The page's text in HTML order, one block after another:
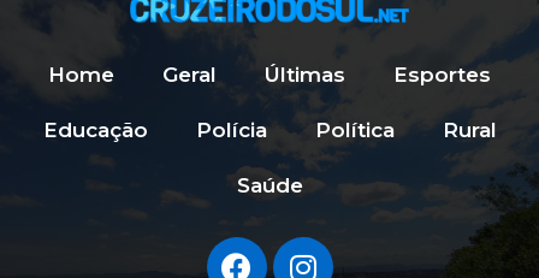
Home Geral Últimas Esportes
Educação Polícia Política Rural
Saúde